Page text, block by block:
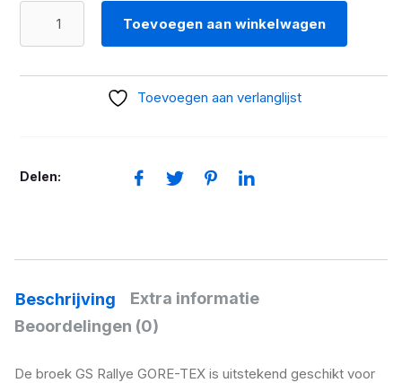
aantal
Toevoegen aan winkelwagen
Toevoegen aan verlanglijst
Delen:
Beschrijving
Extra informatie
Beoordelingen (0)
De broek GS Rallye GORE-TEX is uitstekend geschikt voor